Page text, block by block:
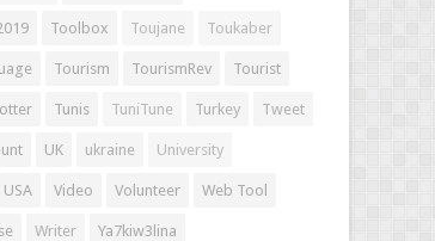
Toolbox Toujane Toukaber
Tourism TourismRev Tourist
Tunis TuniTune Turkey Tweet
UK ukraine University
USA Video Volunteer Web Tool
Writer Ya7kiw3lina